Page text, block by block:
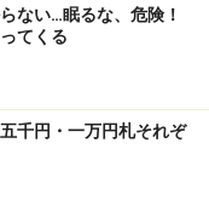
ときにしつけや教
っかりと教え諭し
容をご確認くださ
ない…眠るな、危険！
てくる
千円・一万円札それぞ